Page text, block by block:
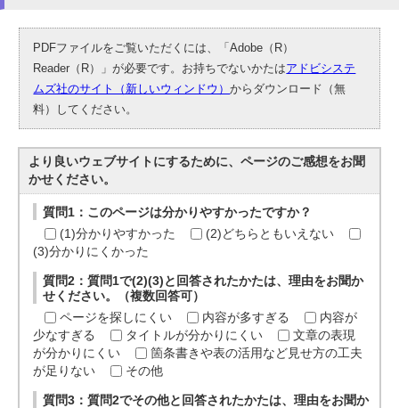
PDFファイルをご覧いただくには、「Adobe（R）
Reader（R）」が必要です。お持ちでないかたはアドビシステ
ムズ社のサイト（新しいウィンドウ）からダウンロード（無
料）してください。
より良いウェブサイトにするために、ページのご感想をお聞
かせください。
質問1：このページは分かりやすかったですか？
(1)分かりやすかった
(2)どちらともいえない
(3)分かりにくかった
質問2：質問1で(2)(3)と回答されたかたは、理由をお聞か
せください。（複数回答可）
ページを探しにくい
内容が多すぎる
内容が
少なすぎる
タイトルが分かりにくい
文章の表現
が分かりにくい
箇条書きや表の活用など見せ方の工夫
が足りない
その他
質問3：質問2でその他と回答されたかたは、理由をお聞か